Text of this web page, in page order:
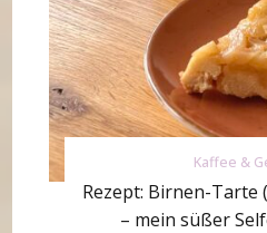
Kaffee &
Rezept: Birnen-Tarte
– mein süßer